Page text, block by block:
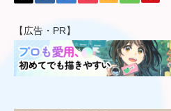
【広告・PR】